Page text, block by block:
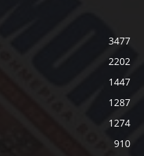
3477
2202
1447
1287
1274
910